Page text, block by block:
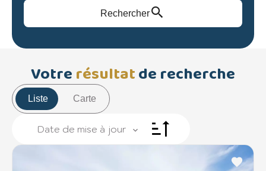
Rechercher
Votrerésultatde recherche
Liste Carte
Date de mise à jour